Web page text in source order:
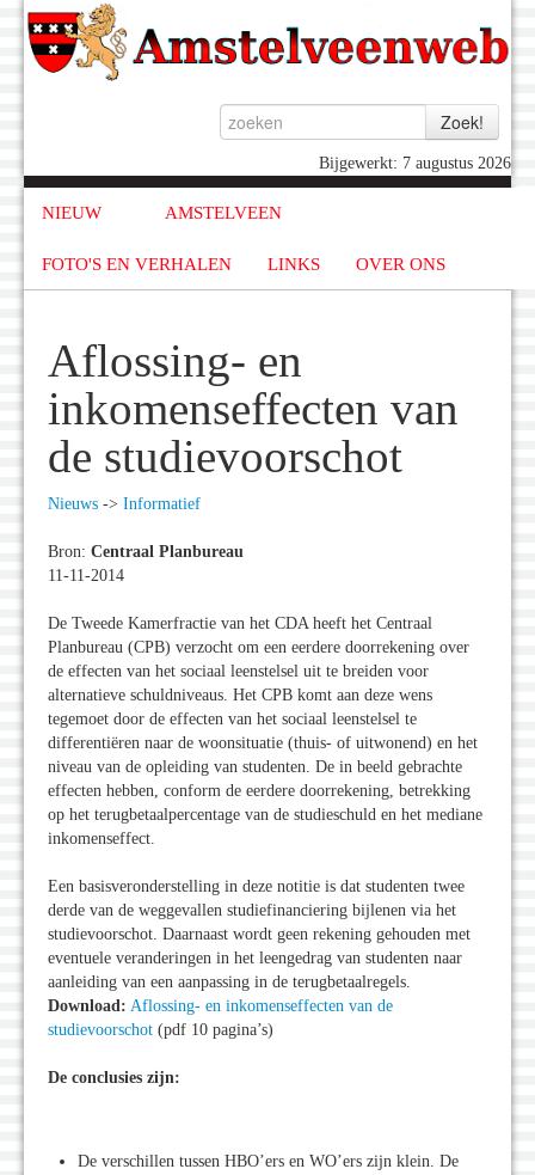
Bijgewerkt: 7 augustus 2026
NIEUW AMSTELVEEN
FOTO'S EN VERHALEN LINKS OVER ONS
Aflossing- en
inkomenseffecten van
de studievoorschot
Nieuws -> Informatief
Bron: Centraal Planbureau
11-11-2014
De Tweede Kamerfractie van het CDA heeft het Centraal
Planbureau (CPB) verzocht om een eerdere doorrekening over
de effecten van het sociaal leenstelsel uit te breiden voor
alternatieve schuldniveaus. Het CPB komt aan deze wens
tegemoet door de effecten van het sociaal leenstelsel te
differentiëren naar de woonsituatie (thuis- of uitwonend) en het
niveau van de opleiding van studenten. De in beeld gebrachte
effecten hebben, conform de eerdere doorrekening, betrekking
op het terugbetaalpercentage van de studieschuld en het mediane
inkomenseffect.
Een basisveronderstelling in deze notitie is dat studenten twee
derde van de weggevallen studiefinanciering bijlenen via het
studievoorschot. Daarnaast wordt geen rekening gehouden met
eventuele veranderingen in het leengedrag van studenten naar
aanleiding van een aanpassing in de terugbetaalregels.
Download: Aflossing- en inkomenseffecten van de
studievoorschot (pdf 10 pagina’s)
De conclusies zijn:
De verschillen tussen HBO’ers en WO’ers zijn klein. De